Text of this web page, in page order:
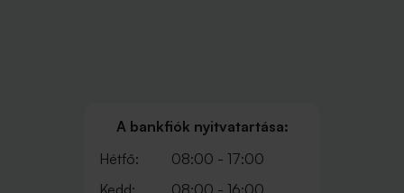
A bankfiók nyitvatartása:
Hétfő:
08:00 - 17:00